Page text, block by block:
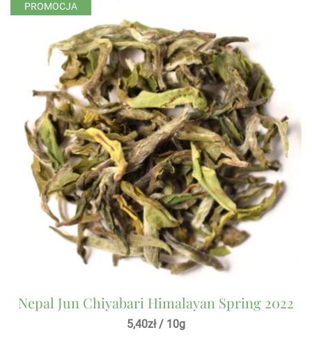
PROMOCJA
Nepal Jun Chiyabari Himalayan Spring 2022
5,40zł/ 10g